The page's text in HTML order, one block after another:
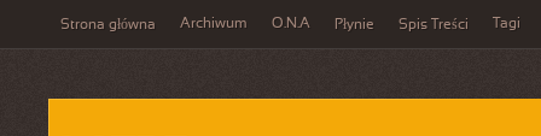
Strona główna Archiwum O.N.A Płynie Spis Treści Tagi